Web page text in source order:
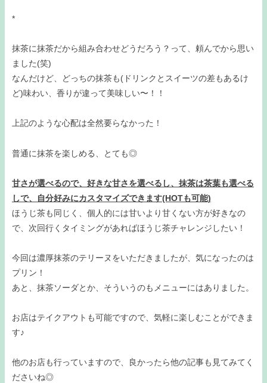
*
抹茶に抹茶だから組み合わせどうだろう？って、頼んでから思い
ました(笑)
なんだけど、どっちの抹茶も(ドリンクとスイーツの差もあるけ
ど)味わい、香りが違って美味しい〜！！
上記のような心配は全然要らなかった！
普通に抹茶を楽しめる、とても◎
甘さが選べるので、好きな甘さを選べるし、抹茶は茶葉も選べる
しで、自分好みにカスタマイズできます(HOTも可能)
ほうじ茶も同じく、個人的には甘いより甘くない方が好きなの
で、次回行くタイミングがあればほうじ茶チャレンジしたい！
今回は濃厚抹茶のテリーヌをいただきましたが、気になったのは
プリン！
あと、抹茶ソーダとか、そういうのもメニューにはありました。
お店はテイクアウトも可能ですので、気軽に楽しむことができま
す♪
他のお店も行っていますので、良かったら他の記事も見てみてく
ださいね◎